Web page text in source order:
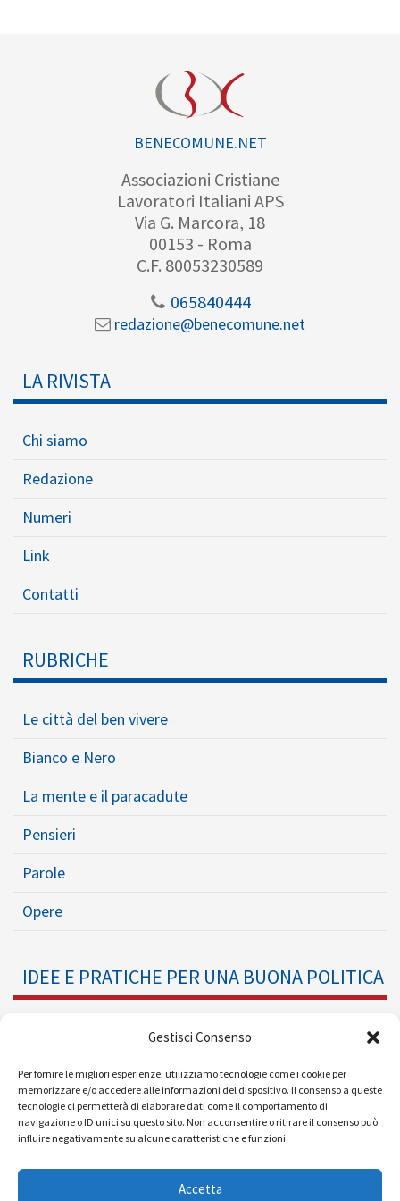
Gestisci Consenso
Per fornire le migliori esperienze, utilizziamo tecnologie come i cookie per
memorizzare e/o accedere alle informazioni del dispositivo. Il consenso a queste
tecnologie ci permetterà di elaborare dati come il comportamento di
navigazione o ID unici su questo sito. Non acconsentire o ritirare il consenso può
influire negativamente su alcune caratteristiche e funzioni.
Accetta
BENECOMUNE.NET
Associazioni Cristiane
Lavoratori Italiani APS
Via G. Marcora, 18
00153 - Roma
C.F. 80053230589
065840444
redazione@benecomune.net
LA RIVISTA
Chi siamo
Redazione
Numeri
Link
Contatti
RUBRICHE
Le città del ben vivere
Bianco e Nero
La mente e il paracadute
Pensieri
Parole
Opere
IDEE E PRATICHE PER UNA BUONA POLITICA
Formazione Politica
Eventi